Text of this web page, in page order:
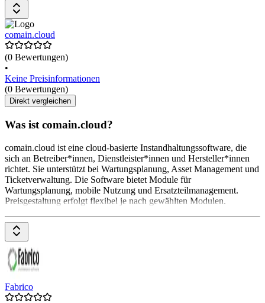
comain.cloud
(0 Bewertungen)
•
Keine Preisinformationen
(0 Bewertungen)
Direkt vergleichen
Was ist comain.cloud?
comain.cloud ist eine cloud-basierte Instandhaltungssoftware, die
sich an Betreiber*innen, Dienstleister*innen und Hersteller*innen
richtet. Sie unterstützt bei Wartungsplanung, Asset Management und
Ticketverwaltung. Die Software bietet Module für
Wartungsplanung, mobile Nutzung und Ersatzteilmanagement.
Preisgestaltung erfolgt flexibel je nach gewählten Modulen.
Fabrico